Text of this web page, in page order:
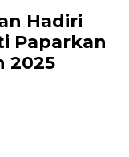
Hadiri
Paparkan
2025